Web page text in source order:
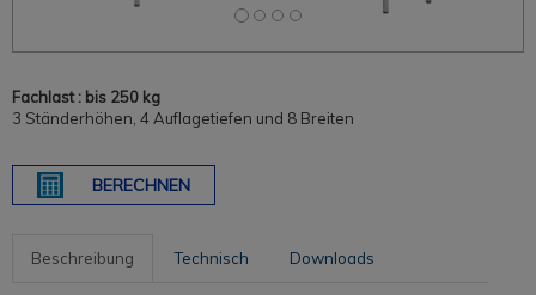
Fachlast : bis 250 kg
3 Ständerhöhen, 4 Auflagetiefen und 8 Breiten
BERECHNEN
Beschreibung Technisch Downloads